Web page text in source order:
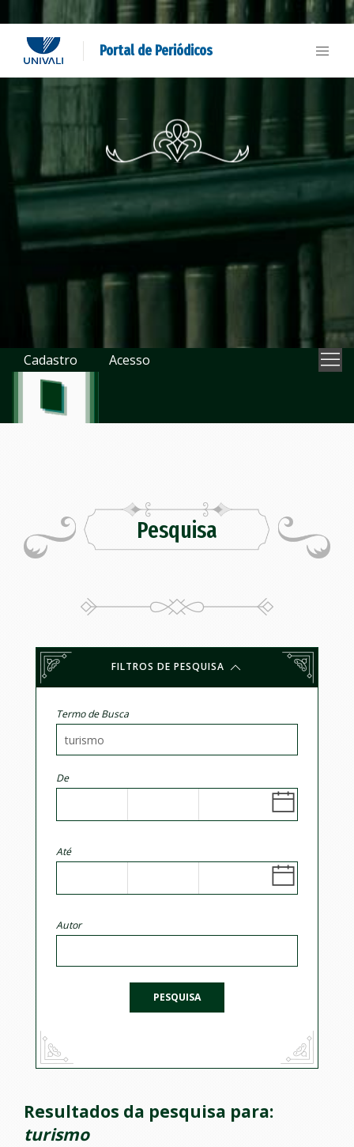
Portal de Periódicos
Cadastro Acesso
Pesquisa
FILTROS DE PESQUISA
Termo de Busca
De
Até
Autor
PESQUISA
Resultados da pesquisa para:
turismo